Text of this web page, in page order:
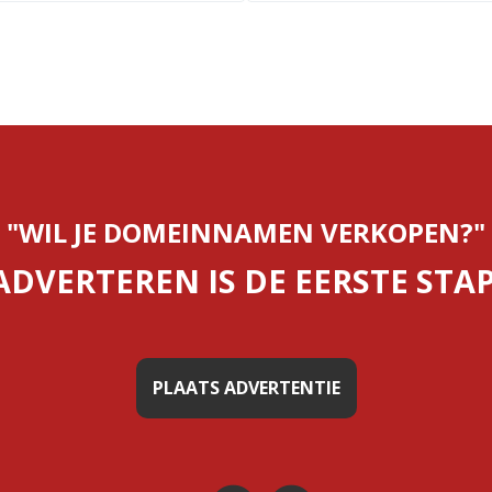
"WIL JE DOMEINNAMEN VERKOPEN?"
IS DE EERSTE
PLAATS ADVERTENTIE